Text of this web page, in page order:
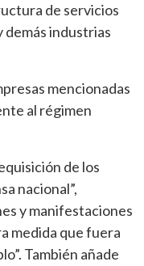
de servicios
industrias
mencionadas
al régimen
de los
nacional”,
y manifestaciones
medida que fuera
También añade